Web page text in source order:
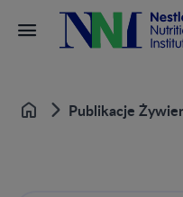
Dom Publikacje